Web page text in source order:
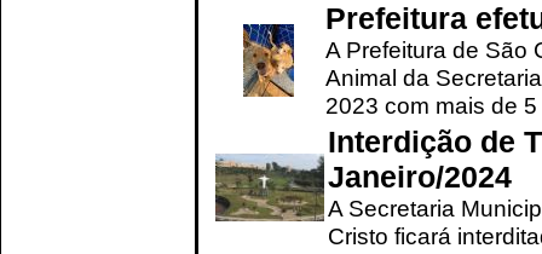
Prefeitura
A Prefeitura de São
Animal da
2023 com mais de 5
Interdição de
Janeiro/2024
A Secretaria
Cristo ficará